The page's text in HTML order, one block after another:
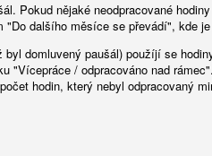
Pokud nějaké neodpracované
dalšího měsíce se převádí", kde
domluvený paušál) použíjí se
"Vícepráce / odpracováno nad
hodin, který nebyl odpracovaný